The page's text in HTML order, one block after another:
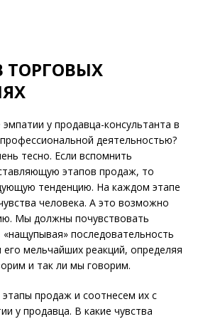
ТОРГОВЫХ
у продавца-консультанта в
деятельностью?
тесно. Если вспомнить
этапов продаж, то
тенденцию. На каждом этапе
человека. А это возможно
Мы должны почувствовать
«нащупывая» последовательность
мельчайших реакций, определяя
и так ли мы говорим.
продаж и соотнесем их с
у продавца. В какие чувства